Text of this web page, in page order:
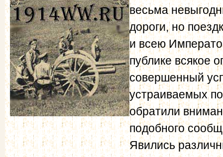
весьма
дороги, но
и всею
публике всякое
совершенный
устраиваемых
обратили
подобного
Явились